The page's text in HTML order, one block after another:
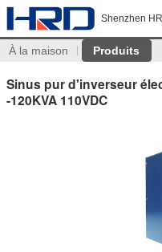
Shenzhen
À la maison Produits
Sinus pur d'inverseur
-120KVA 110VDC